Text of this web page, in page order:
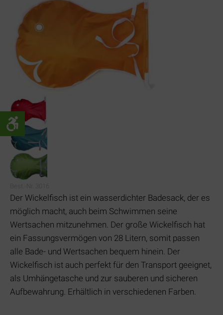
Der Wickelfisch ist ein wasserdichter Badesack, der es
möglich macht, auch beim Schwimmen seine
Wertsachen mitzunehmen. Der große Wickelfisch hat
ein Fassungsvermögen von 28 Litern, somit passen
alle Bade- und Wertsachen bequem hinein. Der
Wickelfisch ist auch perfekt für den Transport geeignet,
als Umhängetasche und zur sauberen und sicheren
Aufbewahrung. Erhältlich in verschiedenen Farben.